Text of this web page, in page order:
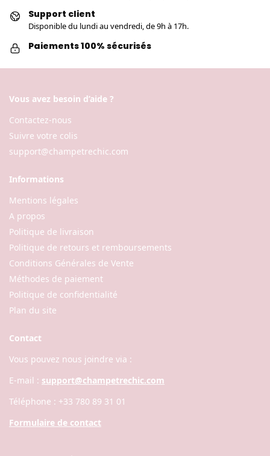
Support client
Disponible du lundi au vendredi, de 9h à 17h.
Paiements 100% sécurisés
Vous avez besoin d’aide ?
Contactez-nous
Suivre votre colis
support@champetrechic.com
Informations
Mentions légales
A propos
Politique de livraison
Politique de retours et remboursements
Conditions Générales de Vente
Méthodes de paiement
Politique de confidentialité
Plan du site
Contact
Vous pouvez nous joindre via :
E-mail : support@champetrechic.com
Téléphone : +33 780 89 31 01
Formulaire de contact